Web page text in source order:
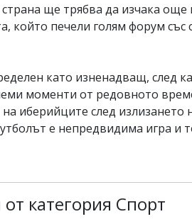
ще трябва да изчака още
който печели голям форум със
като изненадващ, след
моменти от редовното
иберийците след излизането
е непредвидима игра и
категория Спорт